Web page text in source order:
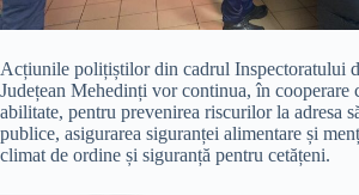
Acțiunile polițiștilor din cadrul Inspectoratului
Județean Mehedinți vor continua, în cooperare
abilitate, pentru prevenirea riscurilor la adresa
publice, asigurarea siguranței alimentare și
climat de ordine și siguranță pentru cetățeni.